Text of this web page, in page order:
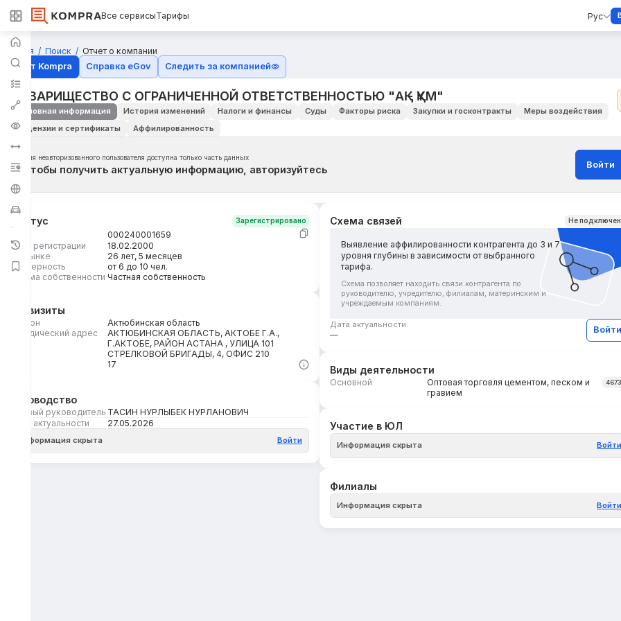
Все сервисыТарифы Рус
Главная Поиск
Отчет о компании
Отчёт Kompra
Справка eGov Следить за компанией
ТОВАРИЩЕСТВО С ОГРАНИЧЕННОЙ ОТВЕТСТВЕННОСТЬЮ "АҚ - ҚҰМ"
Основная информация История изменений Налоги и финансы Суды Факторы риска Закупки и госконтракты
Меры воздействия
Лицензии и сертификаты
Аффилированность
Для неавторизованного пользователя доступна только часть данных
Чтобы получить актуальную информацию, авторизуйтесь Войти
Статус Зарегистрировано
000240001659
Дата регистрации
18.02.2000
На рынке
26 лет, 5 месяцев
Размерность
от 6 до 10 чел.
Форма собственности Частная собственность
Реквизиты
Регион
Актюбинская область
Юридический адрес
АКТЮБИНСКАЯ ОБЛАСТЬ, АКТОБЕ Г.А.,
Г.АКТОБЕ, РАЙОН АСТАНА , УЛИЦА 101
СТРЕЛКОВОЙ БРИГАДЫ, 4, ОФИС 210
17
Руководство
Первый руководитель ТАСИН НУРЛЫБЕК НУРЛАНОВИЧ
Дата актуальности
27.05.2026
Информация скрыта Войти
Схема связей Не
Выявление аффилированности контрагента до 3 и 7
уровня глубины в зависимости от выбранного
тарифа.
Схема позволяет находить связи контрагента по
руководителю, учредителю, филиалам, материнским и
учреждаемым компаниям.
Дата актуальности:
—
Войти
Виды деятельности
Основной
Оптовая торговля цементом, песком и
гравием
Участие в ЮЛ
Информация скрыта Войти
Филиалы
Информация скрыта Войти